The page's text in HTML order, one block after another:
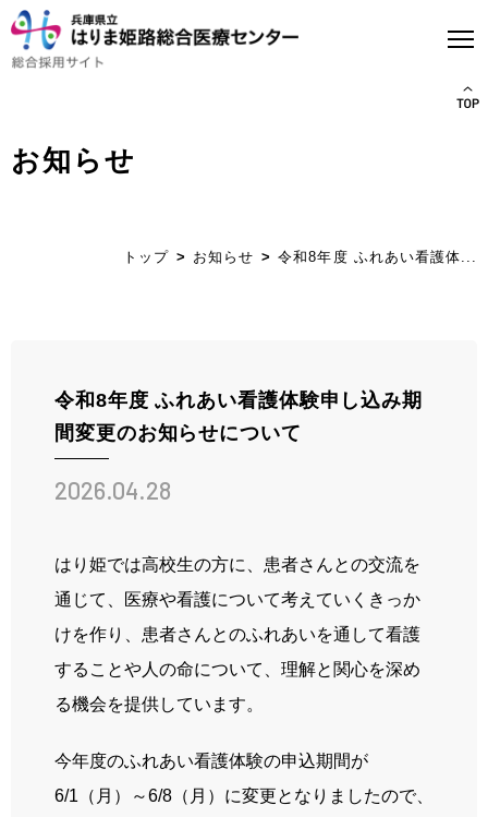
はり姫について
看護師募集について
ストーリー
先輩の声
お知らせ
ブログ
採用情報
病院ホームページ
お知らせ
トップ お知らせ 令和8年度 ふれあい看護体...
令和8年度 ふれあい看護体験申し込み期
間変更のお知らせについて
2026.04.28
はり姫では高校生の方に、患者さんとの交流を
通じて、医療や看護について考えていくきっか
けを作り、患者さんとのふれあいを通して看護
することや人の命について、理解と関心を深め
る機会を提供しています。
今年度のふれあい看護体験の申込期間が
6/1（月）～6/8（月）に変更となりましたので、